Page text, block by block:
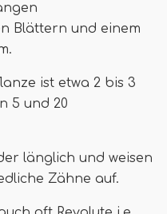
Blättern und einem
ist etwa 2 bis 3
5 und 20
länglich und weisen
Zähne auf.